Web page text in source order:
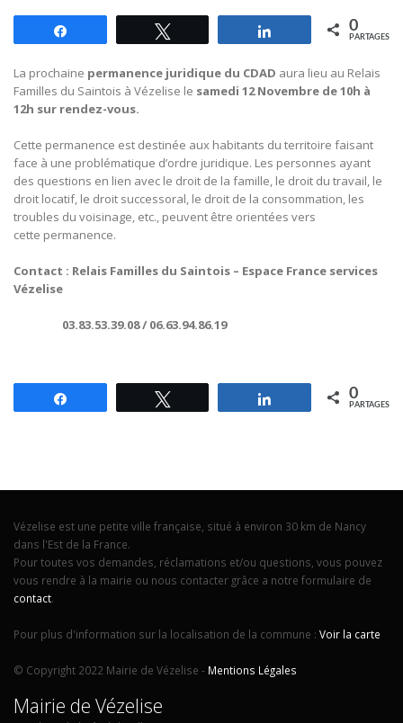
Partagez 0
PARTAGES
La prochaine permanence juridique du CDAD aura lieu au Relais
Familles du Saintois à Vézelise le samedi 12 Novembre de 10h à
12h sur rendez-vous.
Cette permanence est destinée aux habitants du territoire faisant
face à une problématique d’ordre juridique. Les personnes ayant
des questions en lien avec le droit de la famille, le droit du travail, le
droit locatif, le droit successoral, le droit de la consommation, les
troubles du voisinage, etc., peuvent être orientées vers
cette permanence.
Contact : Relais Familles du Saintois – Espace France services
Vézelise
03.83.53.39.08 / 06.63.94.86.19
Partagez 0
PARTAGES
Vézelise est une petite ville française, situé à environ 30 km de Nancy
dans l'Est de la France.
Pour toutes vos demandes, réclamations et/ou questions, vous pouvez
vous rendre à la mairie ou nous contacter grâce a notre formulaire de
contact.
Pour plus d'information sur la localisation de la commune : Voir la carte
© Copyright 2022 Mairie de Vézelise - Mentions Légales
Mairie de Vézelise